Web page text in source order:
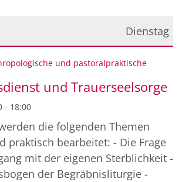
Dienstag
2024 und pastoralpraktische
und Trauerseelsorge
- 18:00
die folgenden Themen
praktisch bearbeitet: - Die Frage
mit der eigenen Sterblichkeit -
der Begräbnisliturgie -